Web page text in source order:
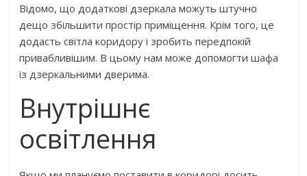
Відомо, що додаткові дзеркала можуть штучно
дещо збільшити простір приміщення. Крім того, це
додасть світла коридору і зробить передпокій
привабливішим. В цьому нам може допомогти шафа
із дзеркальними дверима.
Внутрішнє
освітлення